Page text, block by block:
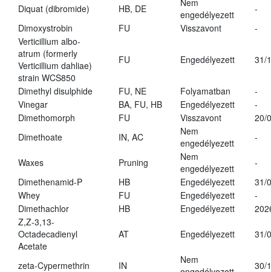
Diquat (dibromide) HB, DE
Nem
engedélyezett
-
Dimoxystrobin
FU Visszavont
-
Verticillium albo-
atrum (formerly
Verticillium dahliae)
strain WCS850
FU Engedélyezett 31/
Dimethyl disulphide FU, NE Folyamatban
-
Vinegar
BA, FU, HB Engedélyezett
-
Dimethomorph
FU Visszavont
20/
Dimethoate
IN, AC
Nem
engedélyezett
-
Waxes Pruning
Nem
engedélyezett
-
Dimethenamid-P
HB Engedélyezett
31/
Whey
FU Engedélyezett
-
Dimethachlor
HB Engedélyezett
Z,Z-3,13-
Octadecadienyl
Acetate
AT Engedélyezett 31/
zeta-Cypermethrin IN
Nem
30/